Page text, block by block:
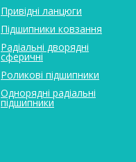
Привідні ланцюги
Підшипники ковзання
Радіальні дворядні
сферичні
Роликові підшипники
Однорядні радіальні
підшипники